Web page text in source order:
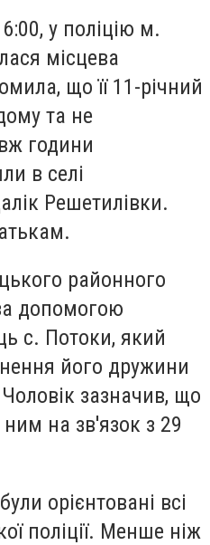
у поліцію м.
місцева
що її 11-річний
та не
години
в селі
Решетилівки.
районного
допомогою
с. Потоки, який
його дружини
зазначив, що
на зв'язок з 29
орієнтовані всі
поліції. Менше ніж